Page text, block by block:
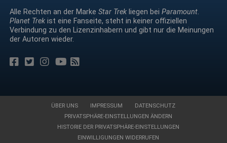
Alle Rechten an der Marke Star Trekliegen bei Paramount.
Planet Trekist eine Fanseite, steht in keiner offiziellen
Verbindung zu den Lizenzinhabern und gibt nur die Meinungen
der Autoren wieder.
ÜBER UNS IMPRESSUM
DATENSCHUTZ
PRIVATSPHÄRE-EINSTELLUNGEN ÄNDERN
HISTORIE DER PRIVATSPHÄRE-EINSTELLUNGEN
EINWILLIGUNGEN WIDERRUFEN